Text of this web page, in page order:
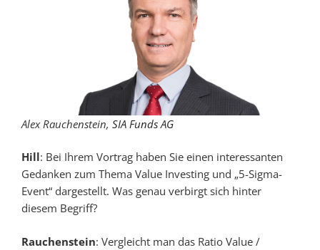
Alex Rauchenstein, SIA Funds AG
Hill: Bei Ihrem Vortrag haben Sie einen interessanten
Gedanken zum Thema Value Investing und „5-Sigma-
Event“ dargestellt. Was genau verbirgt sich hinter
diesem Begriff?
Rauchenstein: Vergleicht man das Ratio Value /